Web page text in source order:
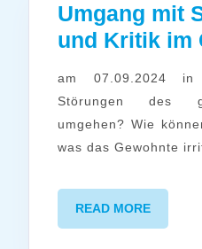
Umgang mit
und Kritik im
am 07.09.2024 in Landau: Wie mit
Störungen des
umgehen? Wie
was das Gewohnte
READ MOREREAD
MORE